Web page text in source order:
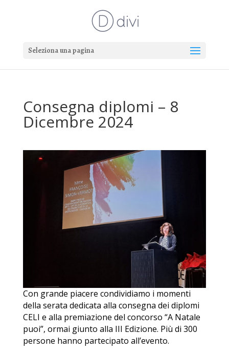
Seleziona una pagina
Consegna diplomi – 8
Dicembre 2024
Con grande piacere condividiamo i momenti
della serata dedicata alla consegna dei diplomi
CELI e alla premiazione del concorso “A Natale
puoi”, ormai giunto alla III Edizione. Più di 300
persone hanno partecipato all’evento.